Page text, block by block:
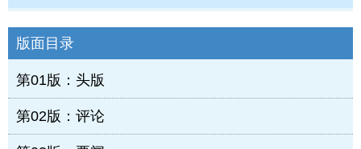
版面目录
第01版：头版
第02版：评论